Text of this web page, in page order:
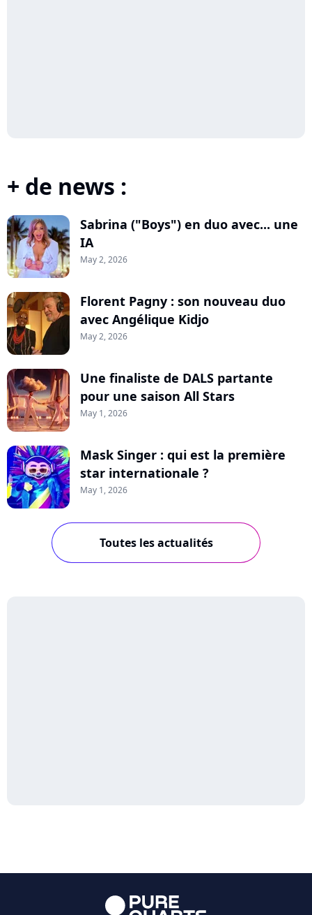
+ de news :
Sabrina ("Boys") en duo avec... une
IA
May 2, 2026
Florent Pagny : son nouveau duo
avec Angélique Kidjo
May 2, 2026
Une finaliste de DALS partante
pour une saison All Stars
May 1, 2026
Mask Singer : qui est la première
star internationale ?
May 1, 2026
Toutes les actualités